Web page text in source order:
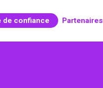
de confiance Partenaires